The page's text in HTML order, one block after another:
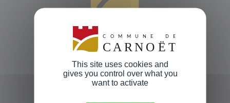
COORDONNÉES
This site uses cookies and
gives you control over what you
want to activate